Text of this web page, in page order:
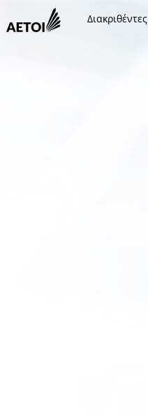
Διακριθέντες